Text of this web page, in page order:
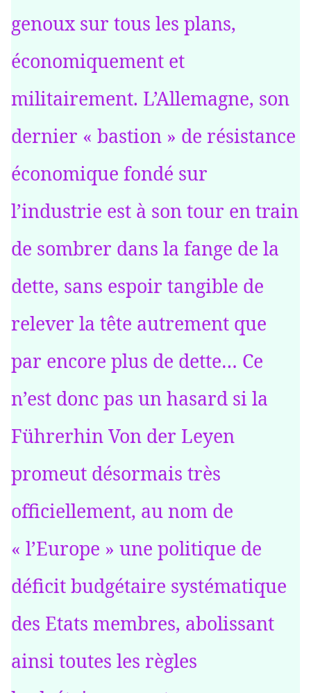
genoux sur tous les plans,
économiquement et
militairement. L’Allemagne, son
dernier « bastion » de résistance
économique fondé sur
l’industrie est à son tour en train
de sombrer dans la fange de la
dette, sans espoir tangible de
relever la tête autrement que
par encore plus de dette… Ce
n’est donc pas un hasard si la
Führerhin Von der Leyen
promeut désormais très
officiellement, au nom de
« l’Europe » une politique de
déficit budgétaire systématique
des Etats membres, abolissant
ainsi toutes les règles